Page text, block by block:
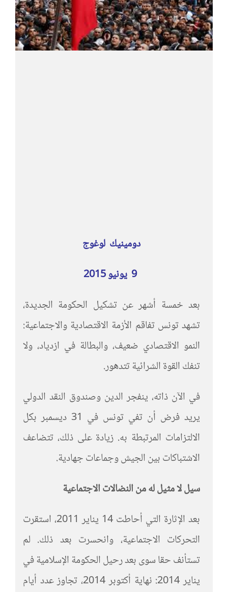
دومينيك لوغوج
9 يونيو 2015
بعد خمسة أشهر عن تشكيل الحكومة الجديدة،
تشهد تونس تفاقم الأزمة الاقتصادية والاجتماعية:
النمو الاقتصادي ضعيف، والبطالة في ازدياد، ولا
تنفك القوة الشرائية تتدهور.
في الآن ذاته، ينفجر الدين وصندوق النقد الدولي
يريد فرض أن تفي تونس في 31 ديسمبر بكل
الالتزامات المرتبطة به. زيادة على ذلك، تتضاعف
الاشتباكات بين الجيش وجماعات جهادية.
سيل لا مثيل له من النضالات الاجتماعية
بعد الإثارة التي أحاطت 14 يناير 2011، استقرت
التحركات الاجتماعية، وانحسرت بعد ذلك. لم
تستأنف حقا سوى بعد رحيل الحكومة الإسلامية في
يناير 2014: نهاية أكتوبر 2014، تجاوز عدد أيام